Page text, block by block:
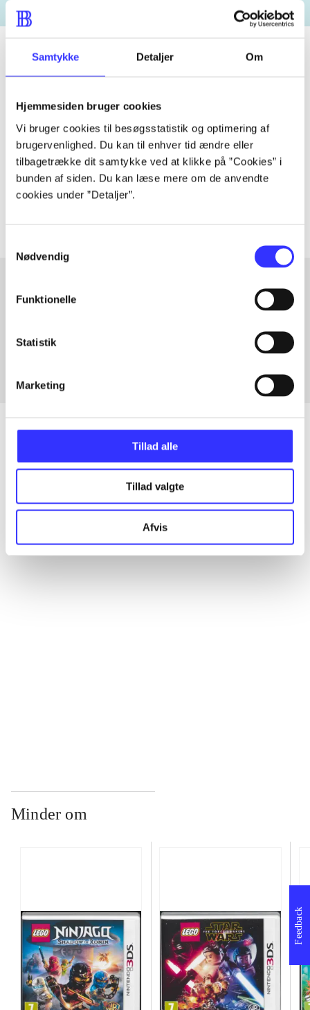
Samtykke Detaljer Om
Hjemmesiden bruger cookies
Vi bruger cookies til besøgsstatistik og optimering af
brugervenlighed. Du kan til enhver tid ændre eller
tilbagetrække dit samtykke ved at klikke på ”Cookies” i
bunden af siden. Du kan læse mere om de anvendte
cookies under ”Detaljer”.
Nødvendig
Funktionelle
Statistik
Marketing
Tillad alle
Tillad valgte
Afvis
Artiklen er en del af
lorem ipsum dolor sit amet ...
Artiklerne i handler ofte om
Artikler
Alle registrerede artikler fordelt på udgivelser
Minder om
Feedback